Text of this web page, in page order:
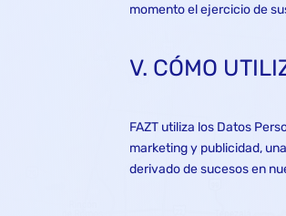
momento el ejercicio de
V. CÓMO
FAZT utiliza los Datos
marketing y publicidad,
derivado de sucesos en